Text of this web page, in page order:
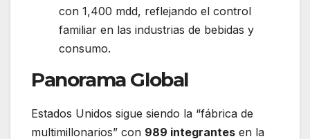
con 1,400 mdd, reflejando el control
familiar en las industrias de bebidas y
consumo.
Panorama Global
Estados Unidos sigue siendo la “fábrica de
multimillonarios” con 989 integrantes en la